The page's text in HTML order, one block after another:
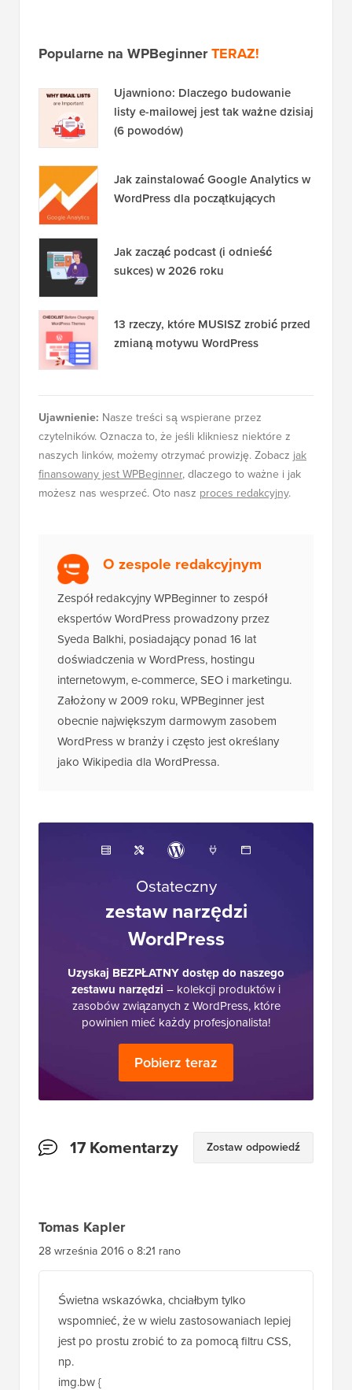
WordPress dla początkujących
Ujawnienie:
czytelników. Oznacza to, że jeśli klikniesz niektóre z
naszych linków, możemy otrzymać prowizję. Zobacz
finansowany jest WPBeginner
O zespole redakcyjnym
Zespół redakcyjny WPBeginner to zespół
doświadczenia w WordPress, hostingu
internetowym, e-commerce, SEO i marketingu.
Założony w 2009 roku, WPBeginner jest
obecnie największym darmowym zasobem
WordPress w branży i często jest określany
jako Wikipedia dla WordPressa.
WordPress
zestawu narzędzi– kolekcji produktów i
zasobów związanych z WordPress, które
powinien mieć każdy profesjonalista!
czytelników
17 Komentarzy Zostaw odpowiedź
28 września 2016 o 8:21 rano
jest po prostu zrobić to za pomocą filtru CSS,
np.
filter: grayscale(1);
}
można nawet np. domyślnie pokazywać
czarno-białe, a kolorowe po najechaniu
myszką, lub można zrobić animację od skali